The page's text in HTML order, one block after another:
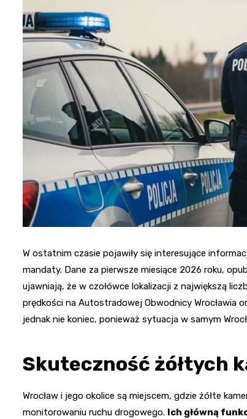
W ostatnim czasie pojawiły się interesujące
mandaty. Dane za pierwsze miesiące 2026 roku,
ujawniają, że w czołówce lokalizacji z największą
prędkości na Autostradowej Obwodnicy Wrocławia
jednak nie koniec, ponieważ sytuacja w samym
Skuteczność żółtych
Wrocław i jego okolice są miejscem, gdzie żółte
monitorowaniu ruchu drogowego. Ich główną